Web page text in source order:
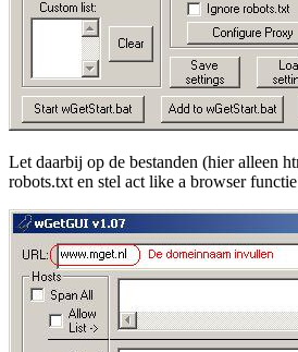
Let daarbij op de bestanden (hier alleen
robots.txt en stel act like a browser